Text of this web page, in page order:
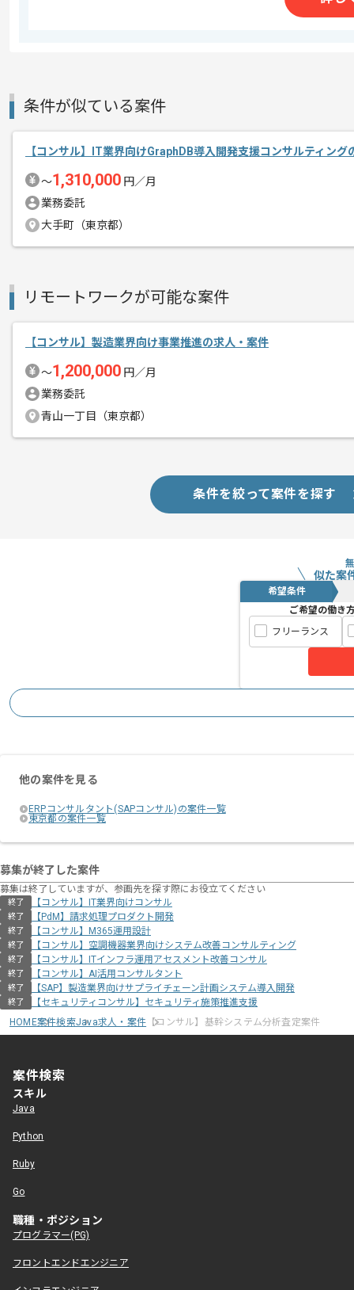
募集人数
エージェントからのコ
メント
レバテックでの実績がある企業の案件で
複数案件を保有している企業ですので、
新しいアイディアや技術を積極的に導入
スキルアップされたい方、長期的に参
条件が似ている案件
【コンサル】IT業界向けGraphDB導入開発支援コンサルティング
〜1,310,000 円／月
業務委託
大手町（東京都）
リモートワークが可能な案件
【コンサル】製造業界向け事業推進の求人・案件
〜1,200,000 円／月
業務委託
青山一丁目（東京都）
条件を絞って案件を探す
似た案
希望条件
ご希望の働き
フリーランス
他の案件を見る
ERPコンサルタント(SAPコンサル)の案件一覧
東京都の案件一覧
募集が終了した案件
募集は終了していますが、参画先を探す際にお役立てください
終了 【コンサル】IT業界向けコンサル
終了 【PdM】請求処理プロダクト開発
終了 【コンサル】M365運用設計
終了 【コンサル】空調機器業界向けシステム改善コンサルティング
終了 【コンサル】ITインフラ運用アセスメント改善コンサル
終了 【コンサル】AI活用コンサルタント
終了 【SAP】製造業界向けサプライチェーン計画システム導入開発
終了
【セキュリティコンサル】セキュリティ施策推進支援
HOME案件検索Java求人・案件 【コンサル】基幹システム分析査定案件
案件検索
スキル
Java
Python
Ruby
Go
職種・ポジション
プログラマー(PG)
フロントエンドエンジニア